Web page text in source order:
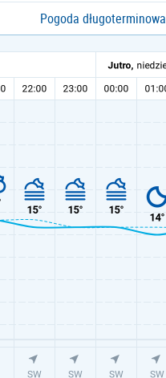
Pogoda długoterminowa